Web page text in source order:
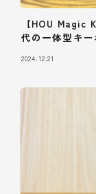
【HOU Magic
代の一体型キー
2024.12.21